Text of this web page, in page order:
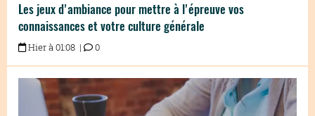
Les jeux d'ambiance pour mettre à l'épreuve vos
connaissances et votre culture générale
Hier à 01:08 | 0